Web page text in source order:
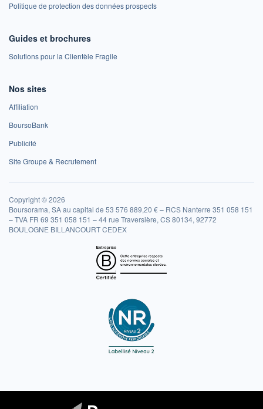
Politique de protection des données prospects
Guides et brochures
Solutions pour la Clientèle Fragile
Nos sites
Affiliation
BoursoBank
Publicité
Site Groupe & Recrutement
Copyright © 2026
Boursorama, SA au capital de 53 576 889,20 € – RCS Nanterre 351 058 151
– TVA FR 69 351 058 151 – 44 rue Traversière, CS 80134, 92772
BOULOGNE BILLANCOURT CEDEX